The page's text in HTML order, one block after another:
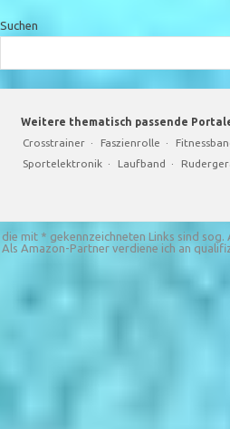
Suchen
Weitere thematisch passende
Crosstrainer · Faszienrolle ·
Sportelektronik · Laufband ·
die mit * gekennzeichneten Links sind sog.
Als Amazon-Partner verdiene ich an